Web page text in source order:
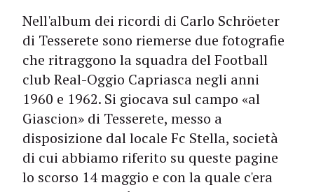
Nell'album dei ricordi di Carlo Schröeter
di Tesserete sono riemerse due fotografie
che ritraggono la squadra del Football
club Real-Oggio Capriasca negli anni
1960 e 1962. Si giocava sul campo «al
Giascion» di Tesserete, messo a
disposizione dal locale Fc Stella, società
di cui abbiamo riferito su queste pagine
lo scorso 14 maggio e con la quale c'era